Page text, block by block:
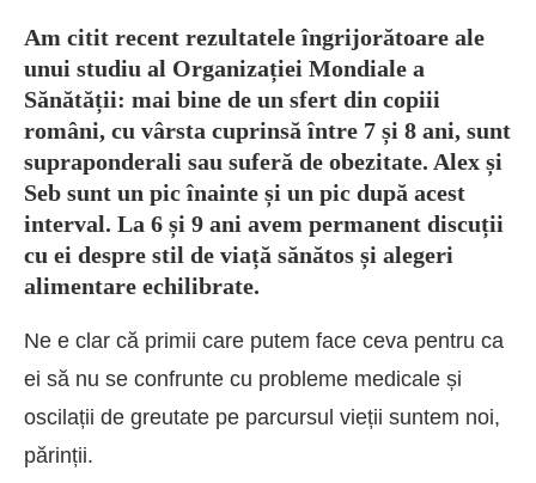
Am citit recent rezultatele îngrijorătoare ale
unui studiu al Organizației Mondiale a
Sănătății: mai bine de un sfert din copiii
români, cu vârsta cuprinsă între 7 și 8 ani, sunt
supraponderali sau suferă de obezitate. Alex și
Seb sunt un pic înainte și un pic după acest
interval. La 6 și 9 ani avem permanent discuții
cu ei despre stil de viață sănătos și alegeri
alimentare echilibrate.
Ne e clar că primii care putem face ceva pentru ca
ei să nu se confrunte cu probleme medicale și
oscilații de greutate pe parcursul vieții suntem noi,
părinții.